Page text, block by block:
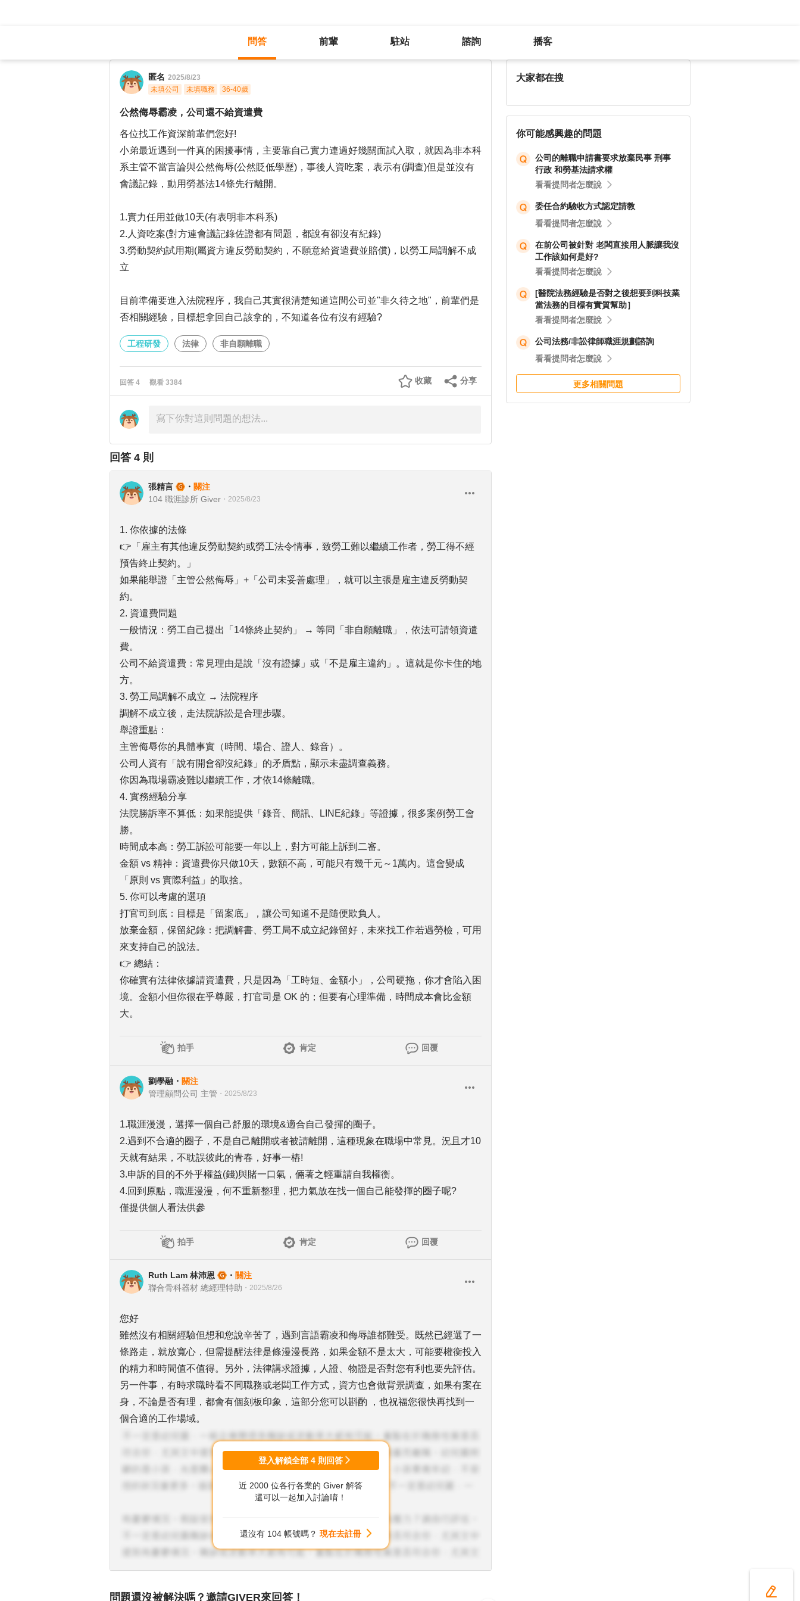
問答 前輩 駐站 諮詢 播客
匿名 2025/8/23
未填公司
未填職務 36-40歲
公然侮辱霸凌，公司還不給資遣費
各位找工作資深前輩們您好!
小弟最近遇到一件真的困擾事情，主要靠自己實力連過好幾關面試入取，就因為非本科
系主管不當言論與公然侮辱(公然貶低學歷)，事後人資吃案，表示有(調查)但是並沒有
會議記錄，動用勞基法14條先行離開。
1.實力任用並做10天(有表明非本科系)
2.人資吃案(對方連會議記錄佐證都有問題，都說有卻沒有紀錄)
3.勞動契約試用期(屬資方違反勞動契約，不願意給資遣費並賠償)，以勞工局調解不成
立
目前準備要進入法院程序，我自己其實很清楚知道這間公司並"非久待之地"，前輩們是
否相關經驗，目標想拿回自己該拿的，不知道各位有沒有經驗?
工程研發 法律 非自願離職
回答 4 觀看 3384 分享
收藏
回答 4 則
張精言 ・ 關注
104 職涯診所 Giver ・ 2025/8/23
1. 你依據的法條
👉「雇主有其他違反勞動契約或勞工法令情事，致勞工難以繼續工作者，勞工得不經
預告終止契約。」
如果能舉證「主管公然侮辱」+「公司未妥善處理」，就可以主張是雇主違反勞動契
約。
2. 資遣費問題
一般情況：勞工自己提出「14條終止契約」 → 等同「非自願離職」，依法可請領資遣
費。
公司不給資遣費：常見理由是說「沒有證據」或「不是雇主違約」。這就是你卡住的地
方。
3. 勞工局調解不成立 → 法院程序
調解不成立後，走法院訴訟是合理步驟。
舉證重點：
主管侮辱你的具體事實（時間、場合、證人、錄音）。
公司人資有「說有開會卻沒紀錄」的矛盾點，顯示未盡調查義務。
你因為職場霸凌難以繼續工作，才依14條離職。
4. 實務經驗分享
法院勝訴率不算低：如果能提供「錄音、簡訊、LINE紀錄」等證據，很多案例勞工會
勝。
時間成本高：勞工訴訟可能要一年以上，對方可能上訴到二審。
金額 vs 精神：資遣費你只做10天，數額不高，可能只有幾千元～1萬內。這會變成
「原則 vs 實際利益」的取捨。
5. 你可以考慮的選項
打官司到底：目標是「留案底」，讓公司知道不是隨便欺負人。
放棄金額，保留紀錄：把調解書、勞工局不成立紀錄留好，未來找工作若遇勞檢，可用
來支持自己的說法。
👉 總結：
你確實有法律依據請資遣費，只是因為「工時短、金額小」，公司硬拖，你才會陷入困
境。金額小但你很在乎尊嚴，打官司是 OK 的；但要有心理準備，時間成本會比金額
大。
拍手 肯定 回覆
劉學融 ・ 關注
管理顧問公司 主管 ・ 2025/8/23
1.職涯漫漫，選擇一個自己舒服的環境&適合自己發揮的圈子。
2.遇到不合適的圈子，不是自己離開或者被請離開，這種現象在職場中常見。況且才10
天就有結果，不耽誤彼此的青春，好事一樁!
3.申訴的目的不外乎權益(錢)與賭一口氣，倆著之輕重請自我權衡。
4.回到原點，職涯漫漫，何不重新整理，把力氣放在找一個自己能發揮的圈子呢?
僅提供個人看法供參
拍手 肯定 回覆
Ruth Lam 林沛恩 ・ 關注
聯合骨科器材 總經理特助 ・ 2025/8/26
您好
雖然沒有相關經驗但想和您說辛苦了，遇到言語霸凌和侮辱誰都難受。既然已經選了一
條路走，就放寬心，但需提醒法律是條漫漫長路，如果金額不是太大，可能要權衡投入
的精力和時間值不值得。另外，法律講求證據，人證、物證是否對您有利也要先評估。
另一件事，有時求職時看不同職務或老闆工作方式，資方也會做背景調查，如果有案在
身，不論是否有理，都會有個刻板印象，這部分您可以斟酌 ，也祝福您很快再找到一
個合適的工作場域。
登入解鎖全部 4 則回答
近 2000 位各行各業的 Giver 解答
還可以一起加入討論唷！
還沒有 104 帳號嗎？ 現在去註冊
問題還沒被解決嗎？邀請GIVER來回答！
大家都在搜
你可能感興趣的問題
公司的離職申請書要求放棄民事 刑事
行政 和勞基法請求權
看看提問者怎麼說
委任合約驗收方式認定請教
看看提問者怎麼說
在前公司被針對 老闆直接用人脈讓我沒
工作該如何是好?
看看提問者怎麼說
[醫院法務經驗是否對之後想要到科技業
當法務的目標有實質幫助］
看看提問者怎麼說
公司法務/非訟律師職涯規劃諮詢
看看提問者怎麼說
更多相關問題